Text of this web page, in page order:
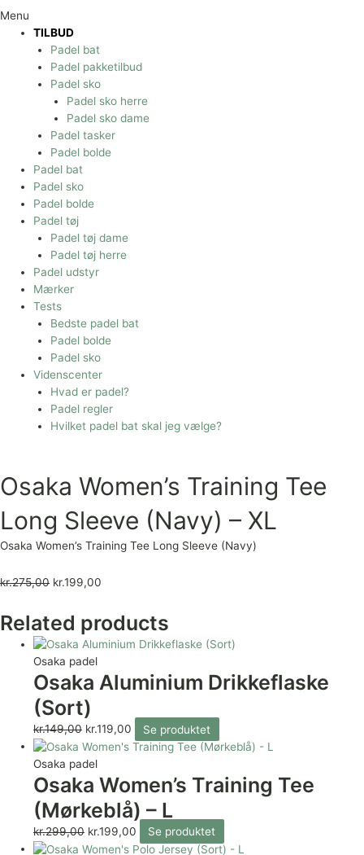
Menu
TILBUD
Padel bat
Padel pakketilbud
Padel sko
Padel sko herre
Padel sko dame
Padel tasker
Padel bolde
Padel bat
Padel sko
Padel bolde
Padel tøj
Padel tøj dame
Padel tøj herre
Padel udstyr
Mærker
Tests
Bedste padel bat
Padel bolde
Padel sko
Videnscenter
Hvad er padel?
Padel regler
Hvilket padel bat skal jeg vælge?
Osaka Women’s Training Tee
Long Sleeve (Navy) – XL
Osaka Women’s Training Tee Long Sleeve (Navy)
kr.275,00 kr.199,00
Related products
Osaka padel
Osaka Aluminium Drikkeflaske
(Sort)
kr.149,00 kr.119,00 Se produktet
Osaka padel
Osaka Women’s Training Tee
(Mørkeblå) – L
kr.299,00 kr.199,00 Se produktet